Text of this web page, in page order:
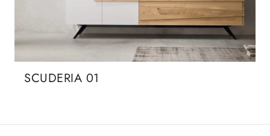
SCUDERIA 01